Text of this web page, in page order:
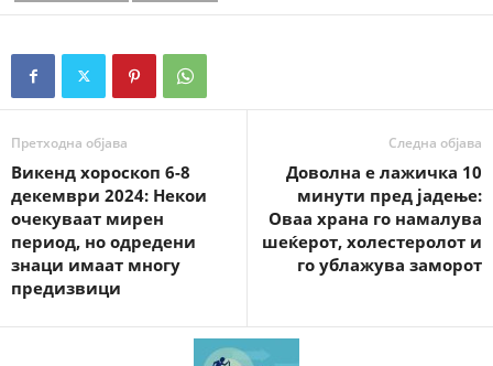
Претходна објава
Викенд хороскоп 6-8
декември 2024: Некои
очекуваат мирен
период, но одредени
знаци имаат многу
предизвици
Следна објава
Доволна е лажичка 10
минути пред јадење:
Оваа храна го намалува
шеќерот, холестеролот и
го ублажува заморот